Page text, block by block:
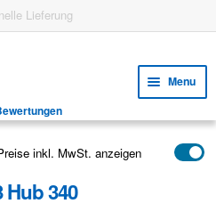
Lieferung
Menu
menu
inkl. MwSt. anzeigen
Hub 340